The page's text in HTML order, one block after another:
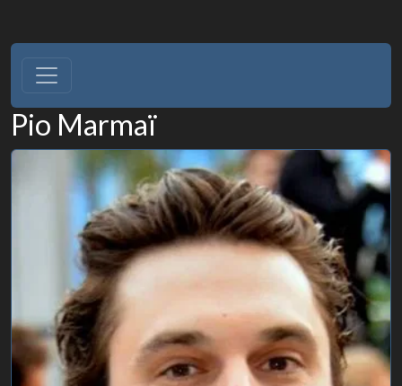
Pio Marmaï